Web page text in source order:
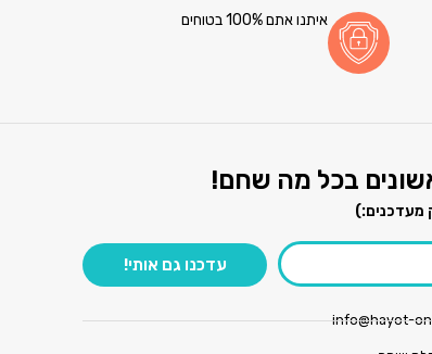
איתנו אתם 100% בטוחים
בכל מה שחם!
מעדכנים:)
עדכנו גם אותי!
info@hayot-